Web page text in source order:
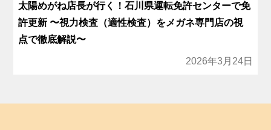
太陽めがね店長が行く！石川県運転免許センターで免
許更新 〜視力検査（適性検査）をメガネ専門店の視
点で徹底解説〜
2026年3月24日